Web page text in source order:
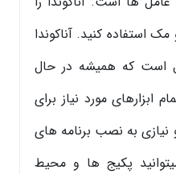
استفاده کنید. آناکوندا
است که همیشه در حال
ابزارهای مورد نیاز برای
نیازی به نصب برنامه های
پکیج ها و محیط